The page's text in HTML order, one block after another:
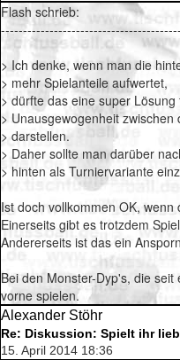
Flash schrieb:
> Ich denke, wenn man die
> mehr Spielanteile aufwertet,
> dürfte das eine super Lösung
> Unausgewogenheit zwischen
> darstellen.
> Daher sollte man darüber
> hinten als Turniervariante
Ist doch vollkommen OK,
Einerseits gibt es trotzdem
Andererseits ist das ein
Bei den Monster-Dyp's, die
vorne spielen.
Alexander Stöhr
Re: Diskussion: Spielt ihr
15. April 2014 18:36